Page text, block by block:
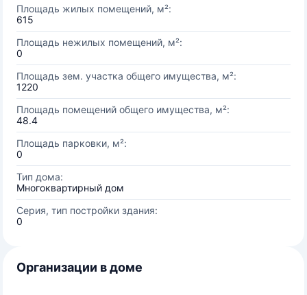
Площадь жилых помещений, м²:
615
Площадь нежилых помещений, м²:
0
Площадь зем. участка общего имущества, м²:
1220
Площадь помещений общего имущества, м²:
48.4
Площадь парковки, м²:
0
Тип дома:
Многоквартирный дом
Серия, тип постройки здания:
0
Организации в доме